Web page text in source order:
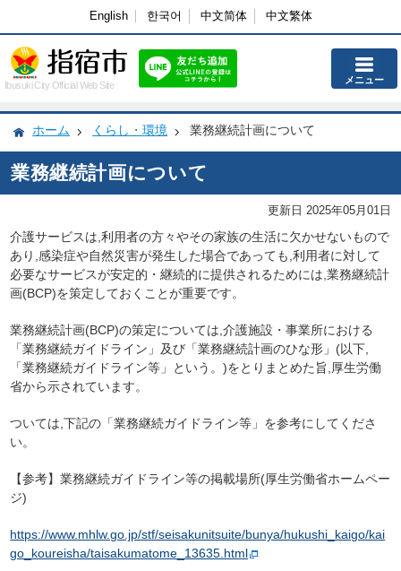
English 한국어 中文简体 中文繁体
Ibusuki City Official Web Site メニュー
ホーム くらし・環境 業務継続計画について
業務継続計画について
更新日 2025年05月01日
介護サービスは,利用者の方々やその家族の生活に欠かせないもので
あり,感染症や自然災害が発生した場合であっても,利用者に対して
必要なサービスが安定的・継続的に提供されるためには,業務継続計
画(BCP)を策定しておくことが重要です。
業務継続計画(BCP)の策定については,介護施設・事業所における
「業務継続ガイドライン」及び「業務継続計画のひな形」(以下,
「業務継続ガイドライン等」という。)をとりまとめた旨,厚生労働
省から示されています。
ついては,下記の「業務継続ガイドライン等」を参考にしてくださ
い。
【参考】業務継続ガイドライン等の掲載場所(厚生労働省ホームペー
ジ)
https://www.mhlw.go.jp/stf/seisakunitsuite/bunya/hukushi_kaigo/kai
go_koureisha/taisakumatome_13635.html